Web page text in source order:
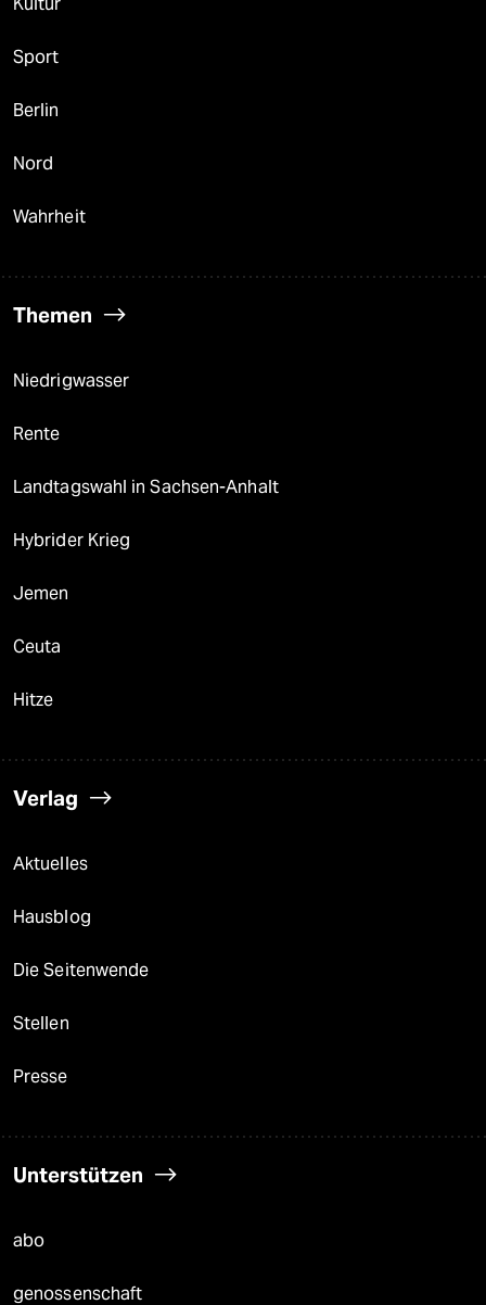
Sport
Berlin
Nord
Wahrheit
Themen
Niedrigwasser
Rente
Landtagswahl in Sachsen-Anhalt
Hybrider Krieg
Jemen
Ceuta
Hitze
Verlag
Aktuelles
Hausblog
Die Seitenwende
Stellen
Presse
Unterstützen
abo
genossenschaft